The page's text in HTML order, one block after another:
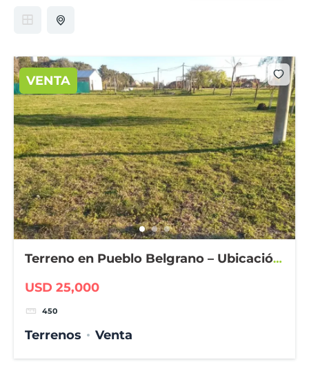
VENTA
Terreno en Pueblo Belgrano – Ubicación
USD 25,000
450
Terrenos Venta